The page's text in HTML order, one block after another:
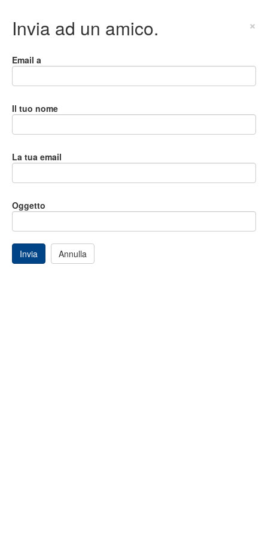
Invia ad un amico. ×
Email a
Il tuo nome
La tua email
Oggetto
Invia Annulla